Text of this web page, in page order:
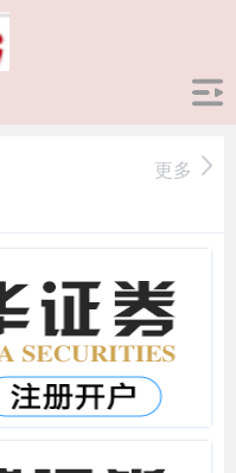
更多